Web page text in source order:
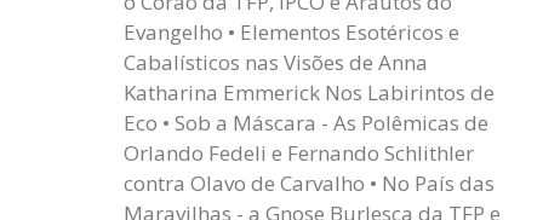
Evangelho • Elementos Esotéricos e
Cabalísticos nas Visões de Anna
Katharina Emmerick Nos Labirintos de
Eco • Sob a Máscara - As Polêmicas de
Orlando Fedeli e Fernando Schlithler
contra Olavo de Carvalho • No País das
Maravilhas - a Gnose Burlesca da TFP e